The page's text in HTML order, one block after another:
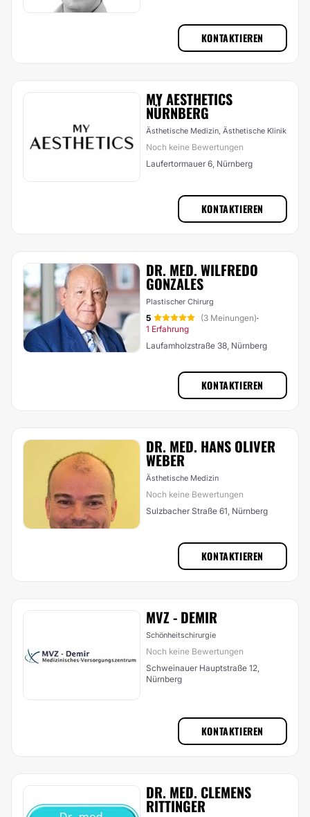
KONTAKTIEREN
MY AESTHETICS
NÜRNBERG
Ästhetische Medizin, Ästhetische Klinik
Noch keine Bewertungen
Laufertormauer 6, Nürnberg
KONTAKTIEREN
DR. MED. WILFREDO
GONZALES
Plastischer Chirurg
5 (3 Meinungen)·
1 Erfahrung
Laufamholzstraße 38, Nürnberg
KONTAKTIEREN
DR. MED. HANS OLIVER
WEBER
Ästhetische Medizin
Noch keine Bewertungen
Sulzbacher Straße 61, Nürnberg
KONTAKTIEREN
MVZ - DEMIR
Schönheitschirurgie
Noch keine Bewertungen
Schweinauer Hauptstraße 12,
Nürnberg
KONTAKTIEREN
DR. MED. CLEMENS
RITTINGER